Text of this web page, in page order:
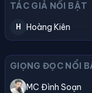
TÁC GIẢ NỔI BẬT
H Hoàng Kiên
GIỌNG ĐỌC NỔI
MC Đình Soạn